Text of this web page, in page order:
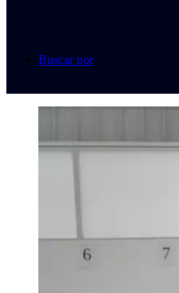
Buscar por